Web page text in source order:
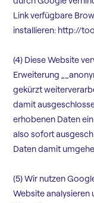
Link verfügbare
installieren: http://
(4) Diese Website
Erweiterung
gekürzt
damit
erhobenen Daten
also sofort
Daten damit
(5) Wir nutzen
Website analysieren